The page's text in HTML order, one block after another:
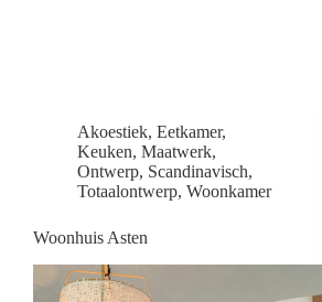
Akoestiek, Eetkamer,
Keuken, Maatwerk,
Ontwerp, Scandinavisch,
Totaalontwerp, Woonkamer
Woonhuis Asten